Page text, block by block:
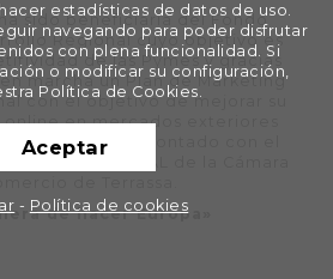
sido beneficiaria del Fondo
Regional cuyo objetivo es
de las Pymes y gracias
marcha un Plan de Marketing
con el objetivo de mejorar su
online en mercados exteriores
Para ello ha contado con el
XPANDE DIGITAL de la Cámara
de hacer Europa»
estadísticas de datos de uso.
navegando para poder disfrutar
con plena funcionalidad. Si
o modificar su configuración,
Política de Cookies.
Aceptar
- Política de cookies